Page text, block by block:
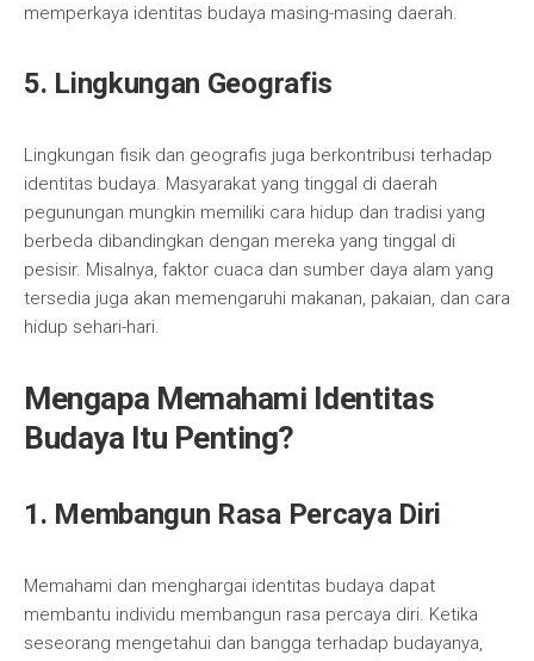
memperkaya identitas budaya masing-masing daerah.
5. Lingkungan Geografis
Lingkungan fisik dan geografis juga berkontribusi terhadap
identitas budaya. Masyarakat yang tinggal di daerah
pegunungan mungkin memiliki cara hidup dan tradisi yang
berbeda dibandingkan dengan mereka yang tinggal di
pesisir. Misalnya, faktor cuaca dan sumber daya alam yang
tersedia juga akan memengaruhi makanan, pakaian, dan cara
hidup sehari-hari.
Mengapa Memahami Identitas
Budaya Itu Penting?
1. Membangun Rasa Percaya Diri
Memahami dan menghargai identitas budaya dapat
membantu individu membangun rasa percaya diri. Ketika
seseorang mengetahui dan bangga terhadap budayanya,